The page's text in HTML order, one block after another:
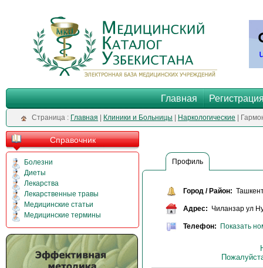
Главная
Cтраница : Главная Клиники и Больницы Наркологические |
Справочник
Болезни
Диеты
Лекарства
Лекарственные травы
Медицинские статьи
Медицинские термины
Профиль
Город / Район:
Адрес: Чиланзар ул
Телефон: Показать